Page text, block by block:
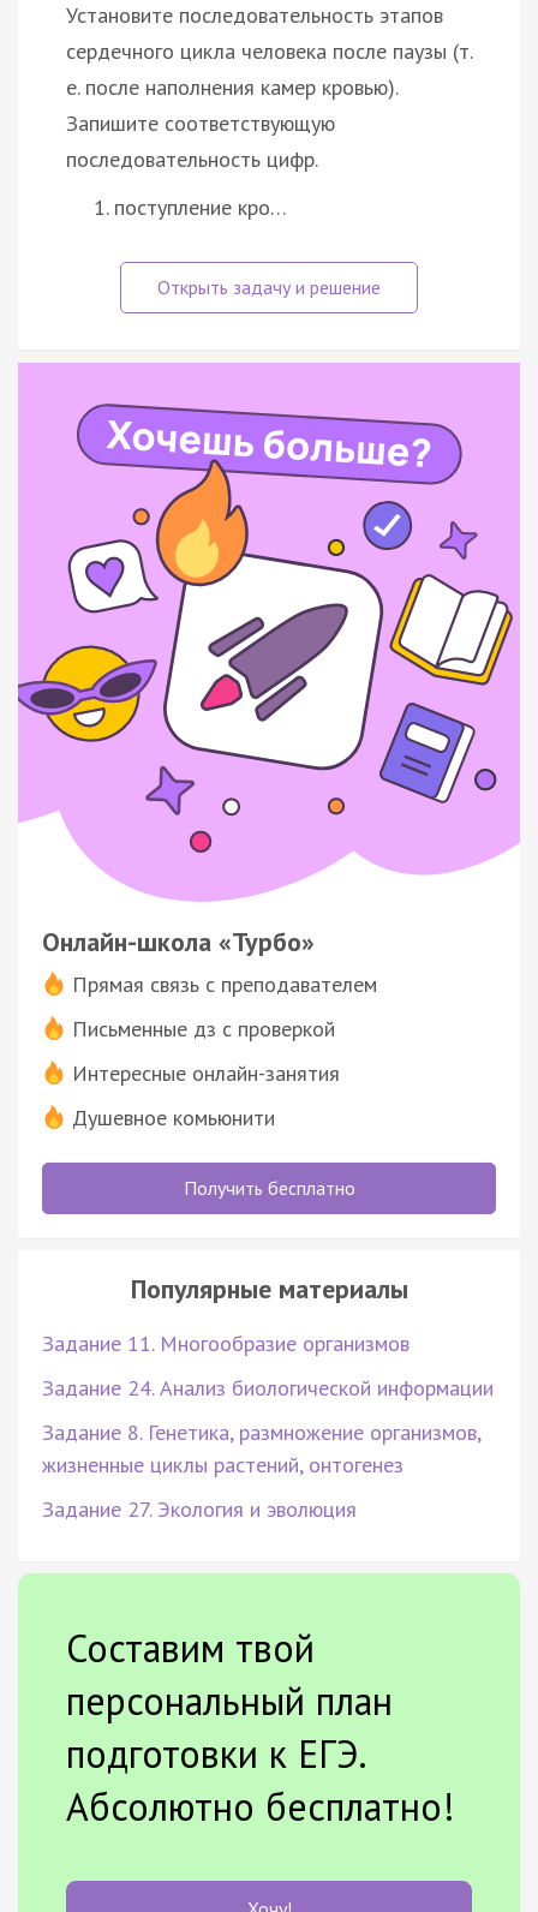
Установите последовательность этапов
сердечного цикла человека после паузы (т.
е. после наполнения камер кровью).
Запишите соответствующую
последовательность цифр.
поступление кро…
Онлайн-школа «Турбо»
Прямая связь с преподавателем
Письменные дз с проверкой
Интересные онлайн-занятия
Душевное комьюнити
Получить бесплатно
Популярные материалы
Задание 11. Многообразие организмов
Задание 24. Анализ биологической информации
Задание 8. Генетика, размножение организмов,
жизненные циклы растений, онтогенез
Задание 27. Экология и эволюция
Составим твой
персональный план
подготовки к ЕГЭ.
Абсолютно бесплатно!